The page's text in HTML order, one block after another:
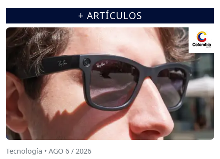
+ ARTÍCULOS
Tecnología • AGO 6 / 2026